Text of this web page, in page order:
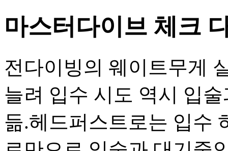
마스터다이브 체크
전다이빙의 웨이트무게
늘려 입수 시도 역시 입
듦.헤드퍼스트로는 입수